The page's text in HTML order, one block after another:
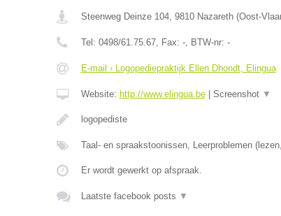
Steenweg Deinze 104, 9810 Nazareth(Oost-
Tel: 0498/61.75.67, Fax: -, BTW-nr: -
E-mail › Logopediepraktijk Ellen Dhondt, Elingua
Website: http://www.elingua.be| Screenshot ▼
logopediste
Taal- en spraakstoonissen, Leerproblemen
Er wordt gewerkt op afspraak.
Laatste facebook posts ▼